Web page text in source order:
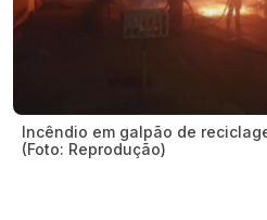
Incêndio em galpão de
(Foto: Reprodução)